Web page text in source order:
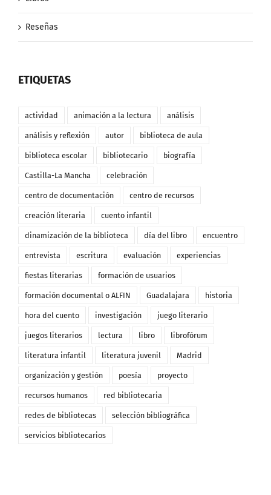
Reseñas
ETIQUETAS
actividad animación a la lectura análisis
análisis y reflexión autor biblioteca de aula
biblioteca escolar bibliotecario biografía
Castilla-La Mancha celebración
centro de documentación centro de recursos
creación literaria cuento infantil
dinamización de la biblioteca día del libro encuentro
entrevista escritura evaluación experiencias
fiestas literarias formación de usuarios
formación documental o ALFIN Guadalajara historia
hora del cuento investigación juego literario
juegos literarios lectura libro librofórum
literatura infantil literatura juvenil Madrid
organización y gestión poesía proyecto
recursos humanos red bibliotecaria
redes de bibliotecas selección bibliográfica
servicios bibliotecarios